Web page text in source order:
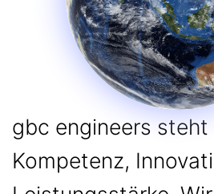
gbc engineers steht
Kompetenz,